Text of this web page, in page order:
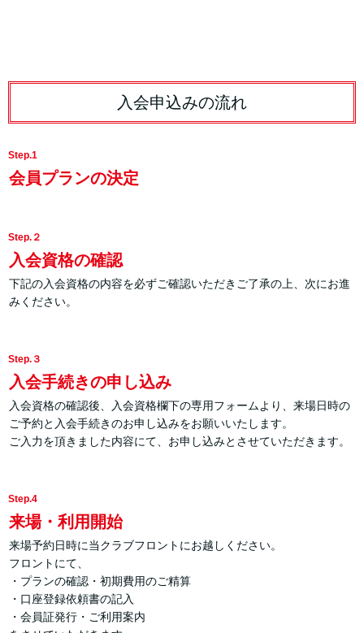
入会申込みの流れ
Step.1
会員プランの決定
Step.２
入会資格の確認
下記の入会資格の内容を必ずご確認いただきご了承の上、次にお進
みください。
Step.３
入会手続きの申し込み
入会資格の確認後、入会資格欄下の専用フォームより、来場日時の
ご予約と入会手続きのお申し込みをお願いいたします。
ご入力を頂きました内容にて、お申し込みとさせていただきます。
Step.4
来場・利用開始
来場予約日時に当クラブフロントにお越しください。
フロントにて、
・プランの確認・初期費用のご精算
・口座登録依頼書の記入
・会員証発行・ご利用案内